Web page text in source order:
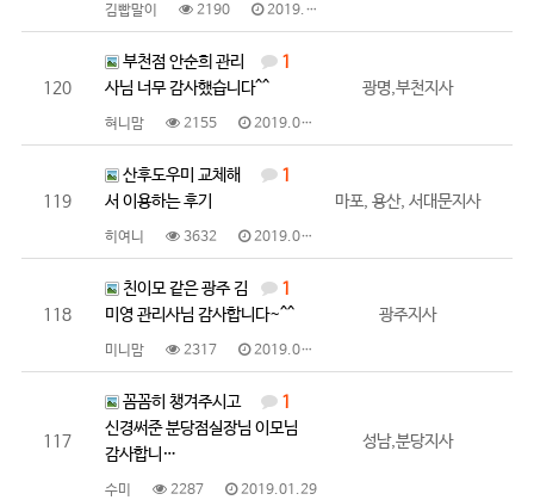
김빱말이 2190 2019.02.08
120
1
부천점 안순희 관리
사님 너무 감사했습니다^^
혀니맘 2155 2019.02.01
광명,부천지사
119
1
산후도우미 교체해
서 이용하는 후기
히여니 3632 2019.01.31
마포, 용산, 서대문지사
118
1
친이모 같은 광주 김
미영 관리사님 감사합니다~^^
미니맘 2317 2019.01.30
광주지사
117
1
꼼꼼히 챙겨주시고
신경써준 분당점실장님 이모님
감사합니…
수미 2287 2019.01.29
성남,분당지사